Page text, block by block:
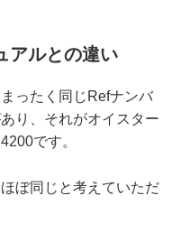
アルとの違い
ったく同じRefナンバ
り、それがオイスター
です。
ぼ同じと考えていただ